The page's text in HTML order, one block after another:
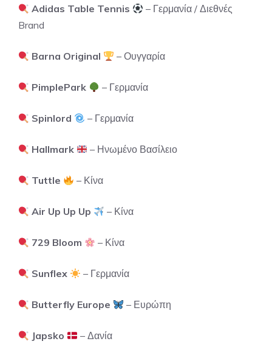
Adidas Table Tennis
– Γερμανία / Διεθνές
Brand
Barna Original – Ουγγαρία
PimplePark – Γερμανία
Spinlord – Γερμανία
Hallmark – Ηνωμένο Βασίλειο
Tuttle – Κίνα
Air Up Up Up – Κίνα
729 Bloom – Κίνα
Sunflex – Γερμανία
Butterfly Europe – Ευρώπη
Japsko – Δανία